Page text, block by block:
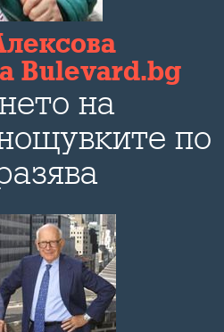
Bulevard.bg
на
по